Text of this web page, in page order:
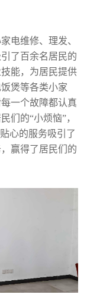
电维修、理发、
了百余名居民的
能，为居民提供
煲等各类小家
一个故障都认真
们的“小烦恼”，
心的服务吸引了
赢得了居民们的